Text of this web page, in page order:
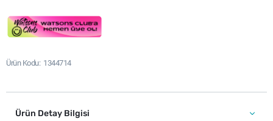
Ürün Kodu 1344714
Ürün Detay Bilgisi